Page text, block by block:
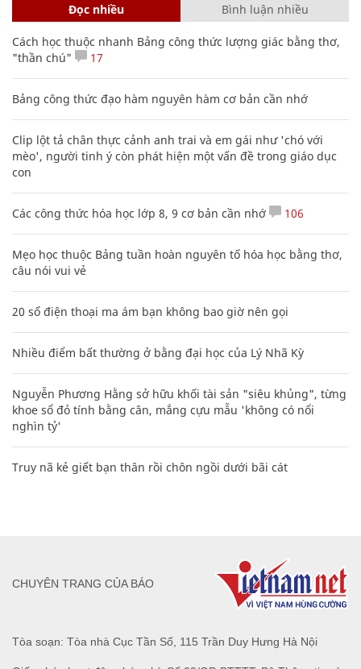
Đọc nhiều Bình luận nhiều
Cách học thuộc nhanh Bảng công thức lượng giác bằng thơ,
"thần chú"
17
Bảng công thức đạo hàm nguyên hàm cơ bản cần nhớ
Clip lột tả chân thực cảnh anh trai và em gái như 'chó với
mèo', người tinh ý còn phát hiện một vấn đề trong giáo dục
con
Các công thức hóa học lớp 8, 9 cơ bản cần nhớ 106
Mẹo học thuộc Bảng tuần hoàn nguyên tố hóa học bằng thơ,
câu nói vui vẻ
20 số điện thoại ma ám bạn không bao giờ nên gọi
Nhiều điểm bất thường ở bằng đại học của Lý Nhã Kỳ
Nguyễn Phương Hằng sở hữu khối tài sản "siêu khủng", từng
khoe sổ đỏ tính bằng cân, mắng cựu mẫu 'không có nổi
nghìn tỷ'
Truy nã kẻ giết bạn thân rồi chôn ngồi dưới bãi cát
Tòa soạn: Tòa nhà Cục Tần Số, 115 Trần Duy Hưng Hà Nội
CHUYÊN TRANG CỦA BÁO